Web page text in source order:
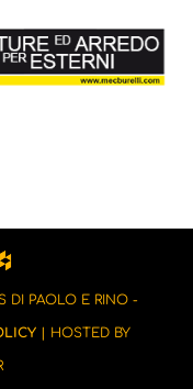
DI PAOLO E RINO -
| HOSTED BY